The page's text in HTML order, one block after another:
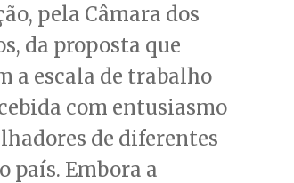
pela Câmara dos
da proposta que
a escala de trabalho
com entusiasmo
de diferentes
país. Embora a